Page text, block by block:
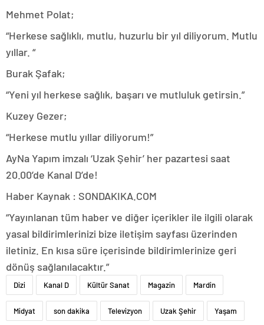
Mehmet Polat;
“Herkese sağlıklı, mutlu, huzurlu bir yıl diliyorum. Mutlu
yıllar. “
Burak Şafak;
“Yeni yıl herkese sağlık, başarı ve mutluluk getirsin.”
Kuzey Gezer;
“Herkese mutlu yıllar diliyorum!”
AyNa Yapım imzalı ‘Uzak Şehir’ her pazartesi saat
20.00’de Kanal D’de!
Haber Kaynak : SONDAKIKA.COM
“Yayınlanan tüm haber ve diğer içerikler ile ilgili olarak
yasal bildirimlerinizi bize iletişim sayfası üzerinden
iletiniz. En kısa süre içerisinde bildirimlerinize geri
dönüş sağlanılacaktır.”
Dizi Kanal D Kültür Sanat Magazin Mardin
Midyat son dakika Televizyon Uzak Şehir Yaşam